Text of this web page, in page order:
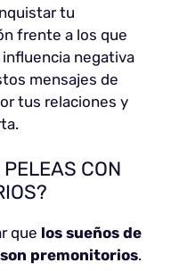
tu
frente a los que
negativa
mensajes de
tus relaciones y
CON
que los sueños de
premonitorios.